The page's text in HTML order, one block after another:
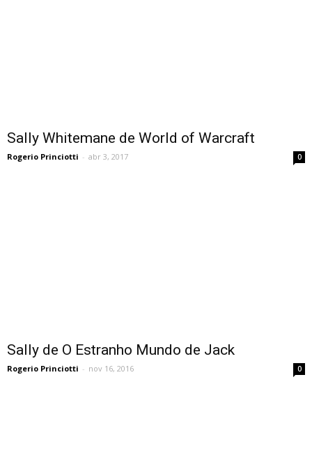
Sally Whitemane de World of Warcraft
Rogerio Princiotti - abr 3, 2017 0
Sally de O Estranho Mundo de Jack
Rogerio Princiotti - nov 16, 2016 0